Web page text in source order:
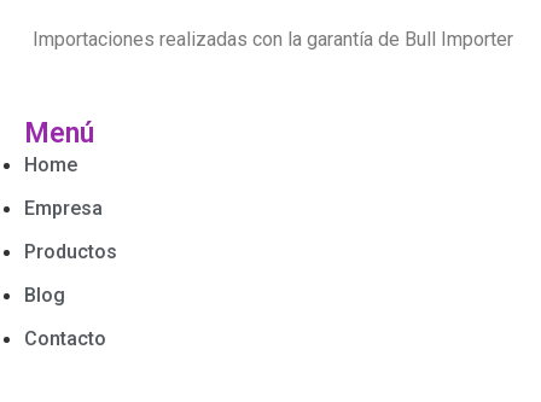
Importaciones realizadas con la garantía de Bull Importer
Menú
Home
Empresa
Productos
Blog
Contacto